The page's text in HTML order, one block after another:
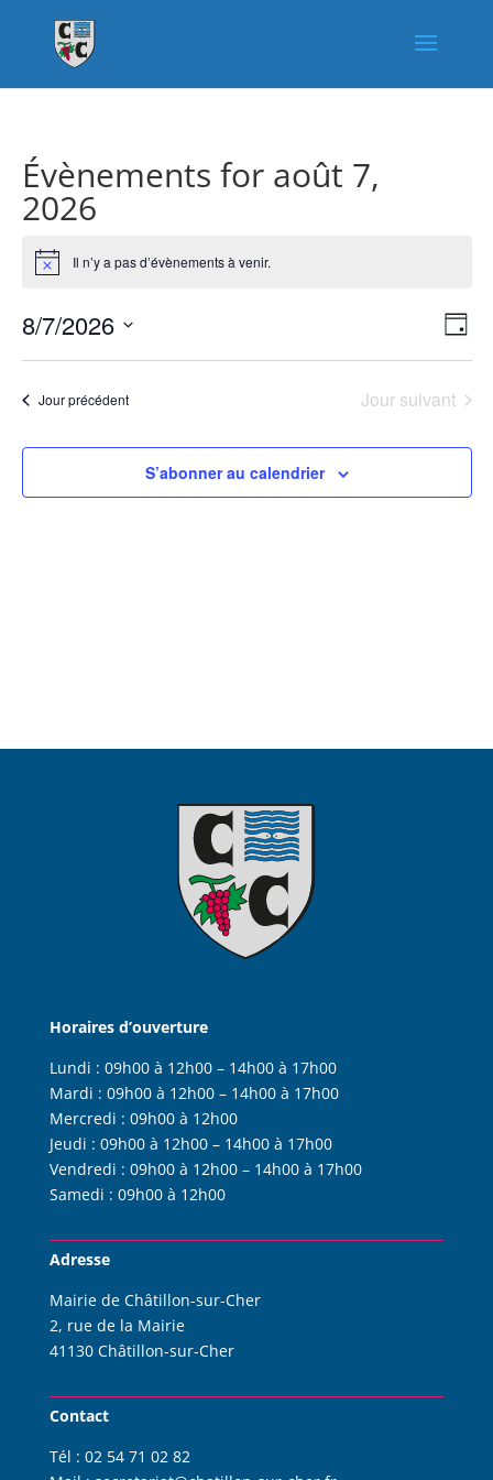
Évènements for août 7,
2026
Notice Il n’y a pas d’évènements à venir.
par
de
Jour
8/7/2026
date.Jour précédent Jour suivant
S’abonner au calendrier
Horaires d’ouverture
Lundi : 09h00 à 12h00 – 14h00 à 17h00
Mardi : 09h00 à 12h00 – 14h00 à 17h00
Mercredi : 09h00 à 12h00
Jeudi : 09h00 à 12h00 – 14h00 à 17h00
Vendredi : 09h00 à 12h00 – 14h00 à 17h00
Samedi : 09h00 à 12h00
Adresse
Mairie de Châtillon-sur-Cher
2, rue de la Mairie
41130 Châtillon-sur-Cher
Contact
Tél : 02 54 71 02 82